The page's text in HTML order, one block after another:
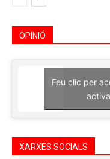
OPINIÓ
Feu clic per
XARXES SOCIALS